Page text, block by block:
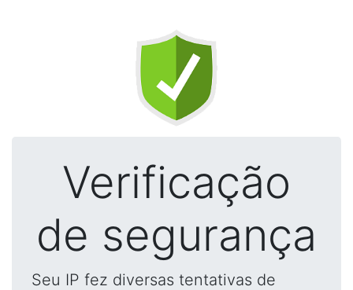
Verificação
de segurança
Seu IP fez diversas tentativas de